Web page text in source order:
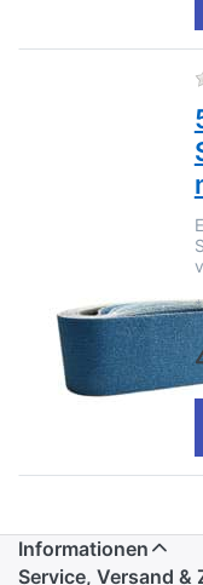
*
Informationen
Service, Versand &